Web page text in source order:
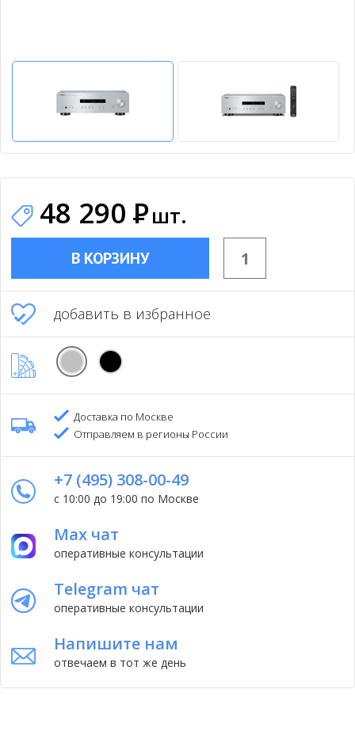
48 290 Ршт.
В КОРЗИНУ
добавить в избранное
Доставка по Москве
Отправляем в регионы России
+7 (495) 308-00-49
с 10:00 до 19:00 по Москве
Max чат
оперативные консультации
Telegram чат
оперативные консультации
Напишите нам
отвечаем в тот же день